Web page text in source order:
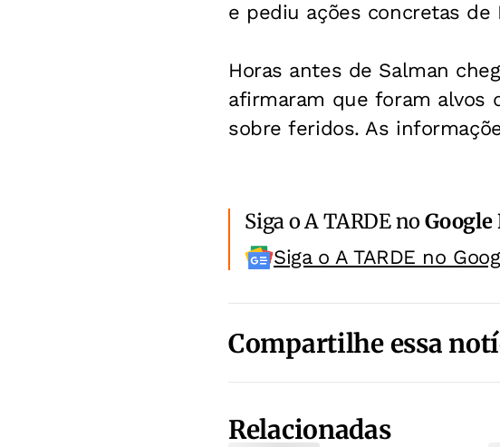
e pediu ações concretas de
Horas antes de Salman
afirmaram que foram alvos
sobre feridos. As
Siga o A TARDE noGoogle
Siga o A TARDE no
Compartilhe essa
Relacionadas